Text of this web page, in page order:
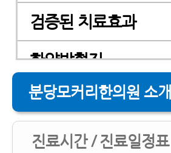
검증된 치료효과
한양방협진
공지사항
모커리 언론보도
분당모커리한의원 소개
진료시간 / 진료일정표